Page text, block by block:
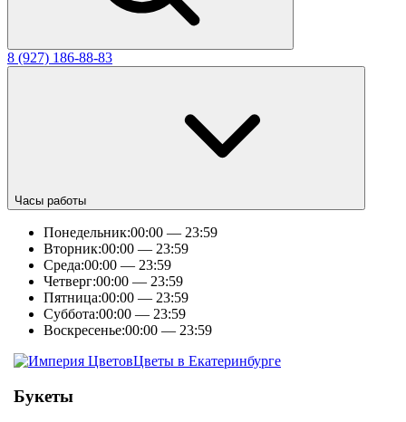
8 (927) 186-88-83
Часы работы
Понедельник:00:00 — 23:59
Вторник:00:00 — 23:59
Среда:00:00 — 23:59
Четверг:00:00 — 23:59
Пятница:00:00 — 23:59
Суббота:00:00 — 23:59
Воскресенье:00:00 — 23:59
Цветы в Екатеринбурге
Букеты